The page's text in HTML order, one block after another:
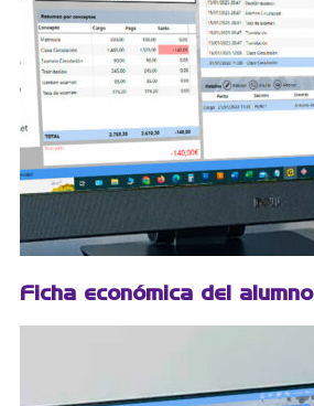
Ficha económica del alumno